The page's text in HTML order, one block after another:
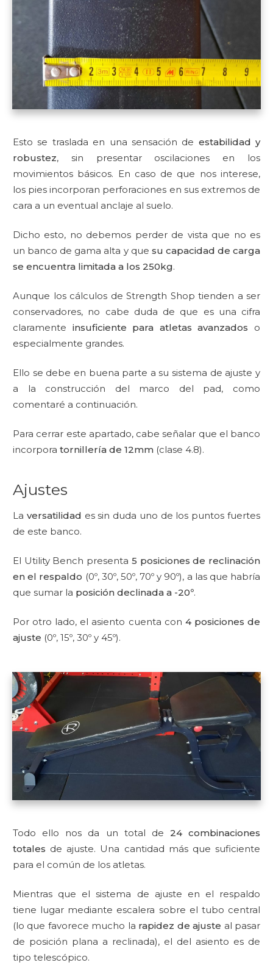
Esto se traslada en una sensación de estabilidad y
robustez, sin presentar oscilaciones en los
movimientos básicos. En caso de que nos interese,
los pies incorporan perforaciones en sus extremos de
cara a un eventual anclaje al suelo.
Dicho esto, no debemos perder de vista que no es
un banco de gama alta y que su capacidad de carga
se encuentra limitada a los 250kg.
Aunque los cálculos de Strength Shop tienden a ser
conservadores, no cabe duda de que es una cifra
claramente insuficiente para atletas avanzados o
especialmente grandes.
Ello se debe en buena parte a su sistema de ajuste y
a la construcción del marco del pad, como
comentaré a continuación.
Para cerrar este apartado, cabe señalar que el banco
incorpora tornillería de 12mm (clase 4.8).
Ajustes
La versatilidad es sin duda uno de los puntos fuertes
de este banco.
El Utility Bench presenta 5 posiciones de reclinación
en el respaldo (0º, 30º, 50º, 70º y 90º), a las que habría
que sumar la posición declinada a -20º.
Por otro lado, el asiento cuenta con 4 posiciones de
ajuste (0º, 15º, 30º y 45º).
Todo ello nos da un total de 24 combinaciones
totales de ajuste. Una cantidad más que suficiente
para el común de los atletas.
Mientras que el sistema de ajuste en el respaldo
tiene lugar mediante escalera sobre el tubo central
(lo que favorece mucho la rapidez de ajuste al pasar
de posición plana a reclinada), el del asiento es de
tipo telescópico.